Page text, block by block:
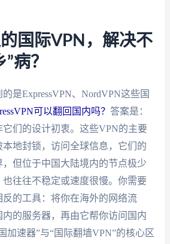
国际VPN，解决不
病？
是ExpressVPN、NordVPN这些国
可以翻回国内吗？ 答案是：
们的设计初衷。这些VPN的主要
本地封锁，访问全球信息，它们的
但位于中国大陆境内的节点极少
往往不稳定或速度很慢。你需要
的工具：将你在海外的网络流
的服务器，再由它帮你访问国内
加速器”与“国际翻墙VPN”的核心区